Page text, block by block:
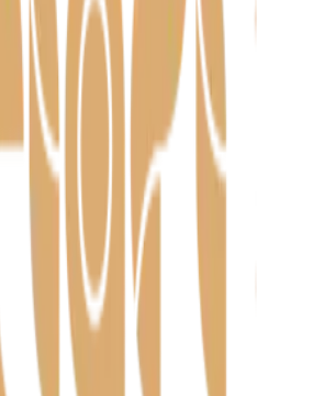
terrassid ja
Harjumaal alates 1992.